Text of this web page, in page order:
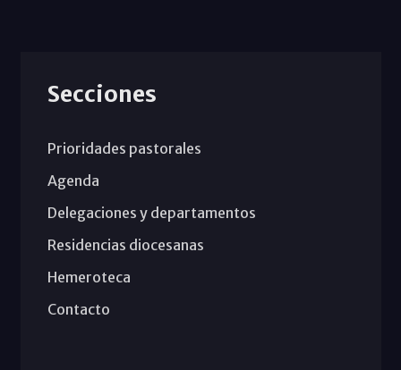
Secciones
Prioridades pastorales
Agenda
Delegaciones y departamentos
Residencias diocesanas
Hemeroteca
Contacto